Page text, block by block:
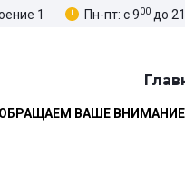
1 Пн-пт: с 900 до 21
ВАШЕ